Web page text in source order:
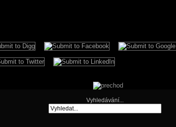
Vyhledávání...